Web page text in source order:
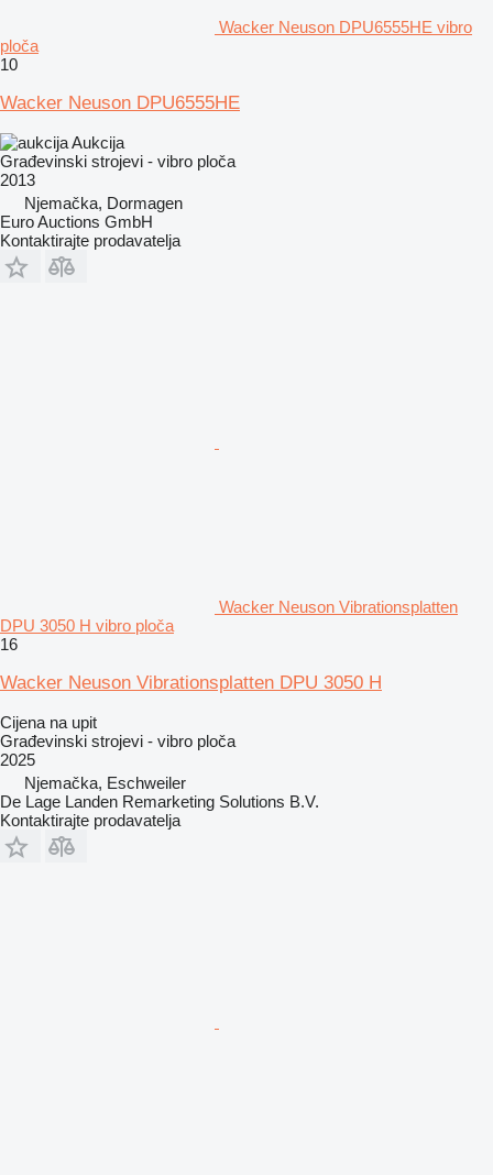
Wacker Neuson DPU6555HE vibro
ploča
10
Wacker Neuson DPU6555HE
Aukcija
Građevinski strojevi - vibro ploča
2013
Njemačka, Dormagen
Euro Auctions GmbH
Kontaktirajte prodavatelja
Wacker Neuson Vibrationsplatten
DPU 3050 H vibro ploča
16
Wacker Neuson Vibrationsplatten DPU 3050 H
Cijena na upit
Građevinski strojevi - vibro ploča
2025
Njemačka, Eschweiler
De Lage Landen Remarketing Solutions B.V.
Kontaktirajte prodavatelja